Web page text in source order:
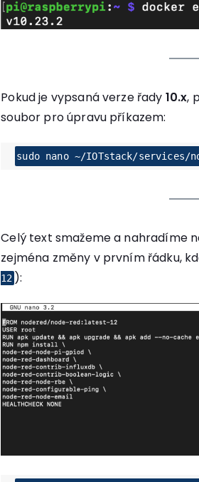
Pokud je vypsaná verze řady 10.x,
soubor pro úpravu příkazem:
sudo nano ~/IOTstack/services/
Celý text smažeme a nahradíme
zejména změny v prvním řádku,
12 ):